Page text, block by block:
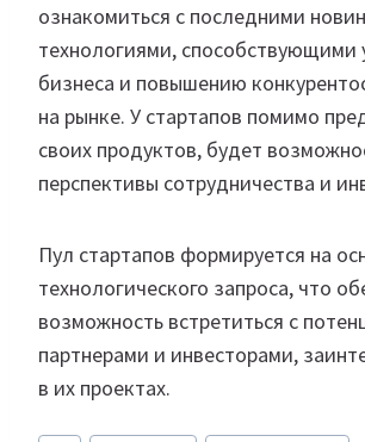
ознакомиться с последними
технологиями,
бизнеса и повышению
на рынке. У стартапов помимо
своих продуктов, будет
перспективы сотрудничества и
Пул стартапов формируется на
технологического запроса, что
возможность встретиться с
партнерами и инвесторами,
в их проектах.